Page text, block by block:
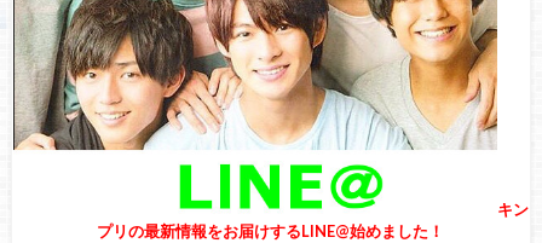
キン
プリの最新情報をお届けするLINE@始めました！